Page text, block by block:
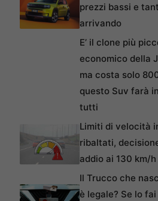
prezzi bassi e
arrivando
E’ il clone più
economico della
ma costa solo
questo Suv farà
tutti
Limiti di velocità
ribaltati,
addio ai 130 km/h
Il Trucco che
è legale? Se lo